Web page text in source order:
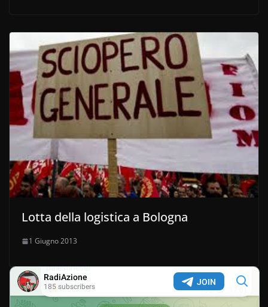
Lotta della logistica a Bologna
1 Giugno 2013